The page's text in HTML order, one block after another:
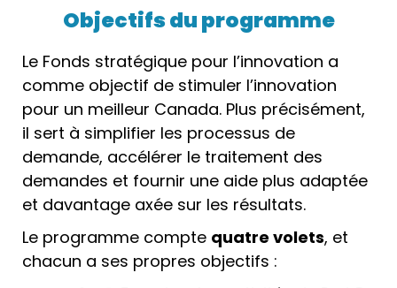
Objectifs du programme
Le Fonds stratégique pour l’innovation a
comme objectif de stimuler l’innovation
pour un meilleur Canada. Plus précisément,
il sert à simplifier les processus de
demande, accélérer le traitement des
demandes et fournir une aide plus adaptée
et davantage axée sur les résultats.
Le programme compte quatre volets, et
chacun a ses propres objectifs :